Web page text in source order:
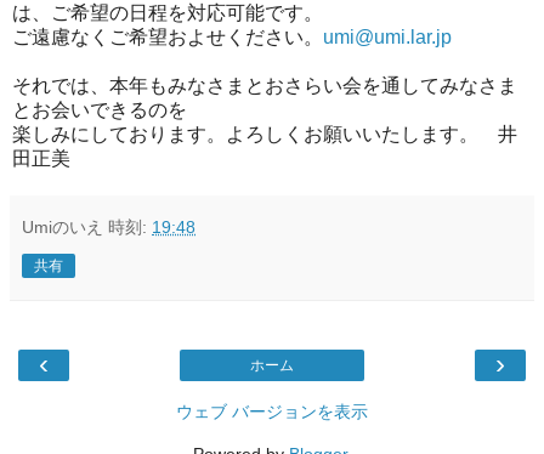
は、ご希望の日程を対応可能です。
ご遠慮なくご希望およせください。 umi@umi.lar.jp
それでは、本年もみなさまとおさらい会を通してみなさま
とお会いできるのを
楽しみにしております。よろしくお願いいたします。 井
田正美
Umiのいえ 時刻: 19:48
共有
‹ ›
ホーム
ウェブ バージョンを表示